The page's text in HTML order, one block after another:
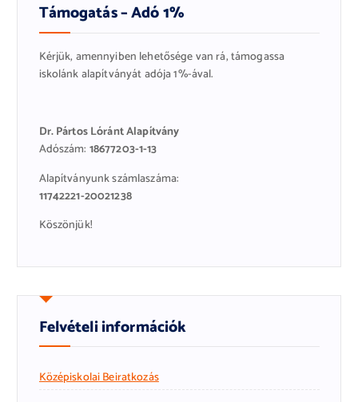
Támogatás – Adó 1%
Kérjük, amennyiben lehetősége van rá, támogassa
iskolánk alapítványát adója 1%-ával.
Dr. Pártos Lóránt Alapítvány
Adószám: 18677203-1-13
Alapítványunk számlaszáma:
11742221-20021238
Köszönjük!
Felvételi információk
Középiskolai Beiratkozás